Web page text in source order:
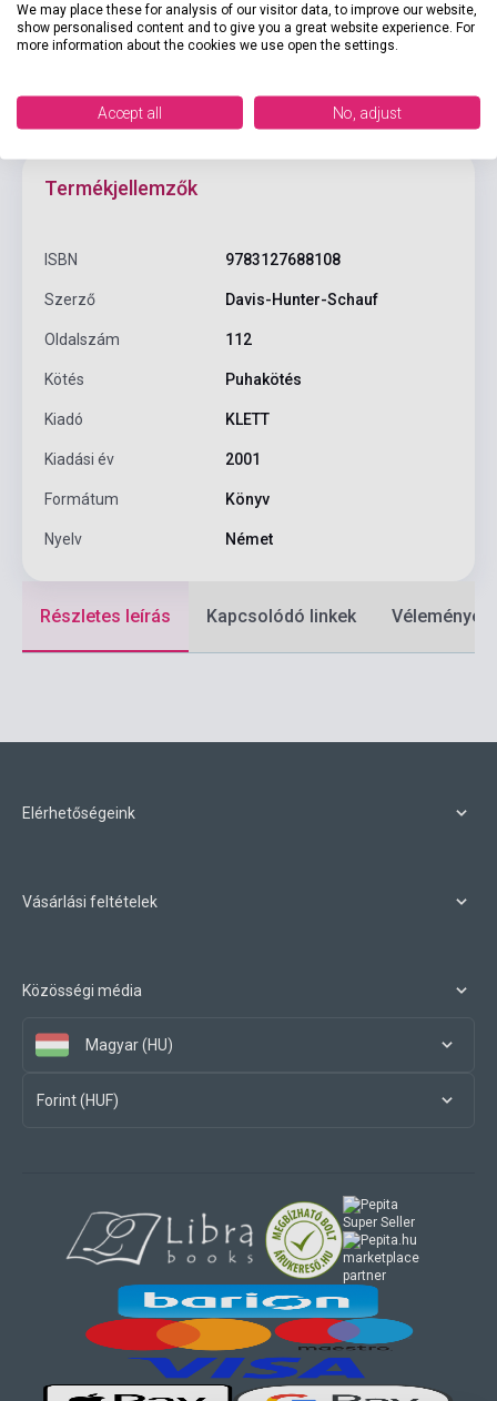
Termékjellemzők
ISBN 9783127688108
Szerző Davis-Hunter-Schauf
Oldalszám 112
Kötés Puhakötés
Kiadó KLETT
Kiadási év 2001
Formátum Könyv
Nyelv Német
Részletes leírás Kapcsolódó linkek Vélemények
Elérhetőségeink
Vásárlási feltételek
Közösségi média
Magyar (HU)
Forint (HUF)
marketplace
partner
We may place these for analysis of our visitor data, to improve our website,
show personalised content and to give you a great website experience. For
more information about the cookies we use open the settings.
Accept all No, adjust